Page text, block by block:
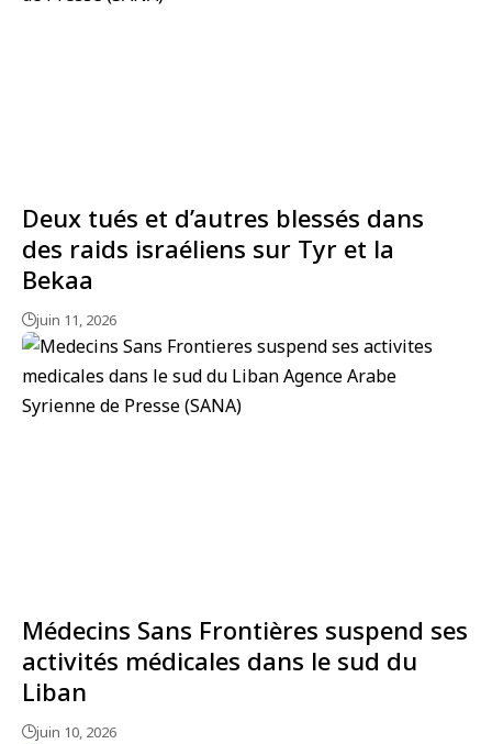
Deux tués et d’autres blessés dans
des raids israéliens sur Tyr et la
Bekaa
juin 11, 2026
Médecins Sans Frontières suspend ses
activités médicales dans le sud du
Liban
juin 10, 2026